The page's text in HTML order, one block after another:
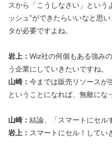
スから「こうしなさい」という
ッシュ”ができたらいいなと思
タが必要ですよね。
岩上： Wiz社の何個もある強み
う企業にしていきたいですね。
山崎： 今までは販売リソースが
ということになれば、無敵にな
山崎： 結論、「スマートにセル
岩上： スマートにセル！してい